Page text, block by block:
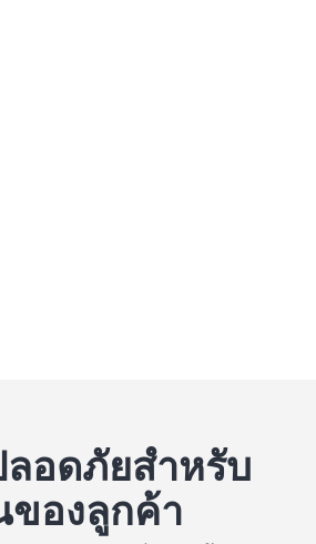
อดภัยสำหรับ
ของลูกค้า